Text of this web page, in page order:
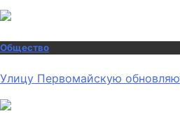
Общество
Улицу Первомайскую